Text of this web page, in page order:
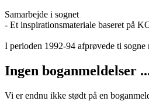
Forfattere:Kirsten D. Felter
Sider:
ISBN:9788775173655
Forlag: Unitas Forlag
Samarbejde i sognet
- Et inspirationsmateriale baseret på
I perioden 1992-94 afprøvede ti
Ingen boganmeldelser
Vi er endnu ikke stødt på en